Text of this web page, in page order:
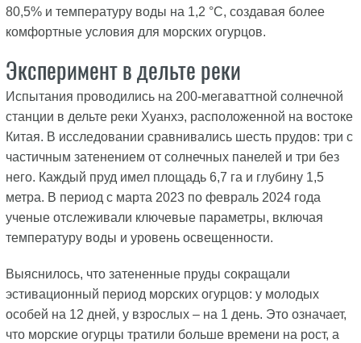
80,5% и температуру воды на 1,2 °C, создавая более
комфортные условия для морских огурцов.
Эксперимент в дельте реки
Испытания проводились на 200-мегаваттной солнечной
станции в дельте реки Хуанхэ, расположенной на востоке
Китая. В исследовании сравнивались шесть прудов: три с
частичным затенением от солнечных панелей и три без
него. Каждый пруд имел площадь 6,7 га и глубину 1,5
метра. В период с марта 2023 по февраль 2024 года
ученые отслеживали ключевые параметры, включая
температуру воды и уровень освещенности.
Выяснилось, что затененные пруды сокращали
эстивационный период морских огурцов: у молодых
особей на 12 дней, у взрослых – на 1 день. Это означает,
что морские огурцы тратили больше времени на рост, а